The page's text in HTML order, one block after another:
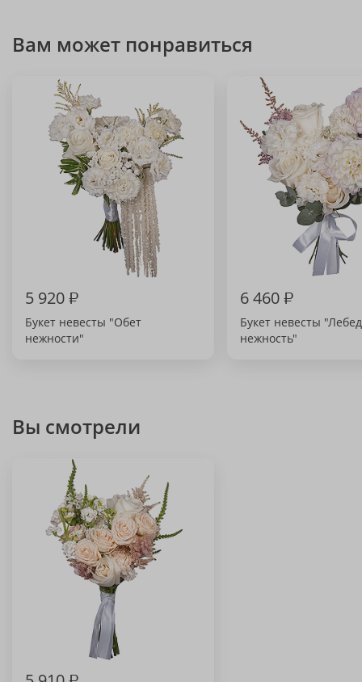
Вам может понравиться
5 920₽
Букет невесты "Обет
нежности"
6 460₽
Букет невесты
нежность"
Вы смотрели